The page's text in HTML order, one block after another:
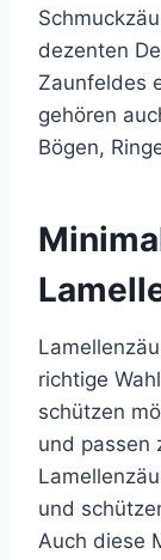
dezenten
Zaunfeldes
gehören
Bögen,
richtige
schützen
und passen
und
Auch diese